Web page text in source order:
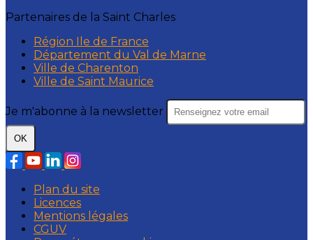
Partenaires de la Saint Charles
Région Ile de France
Département du Val de Marne
Ville de Charenton
Ville de Saint Maurice
Je m'abonne à la newsletter
OK
Plan du site
Licences
Mentions légales
CGUV